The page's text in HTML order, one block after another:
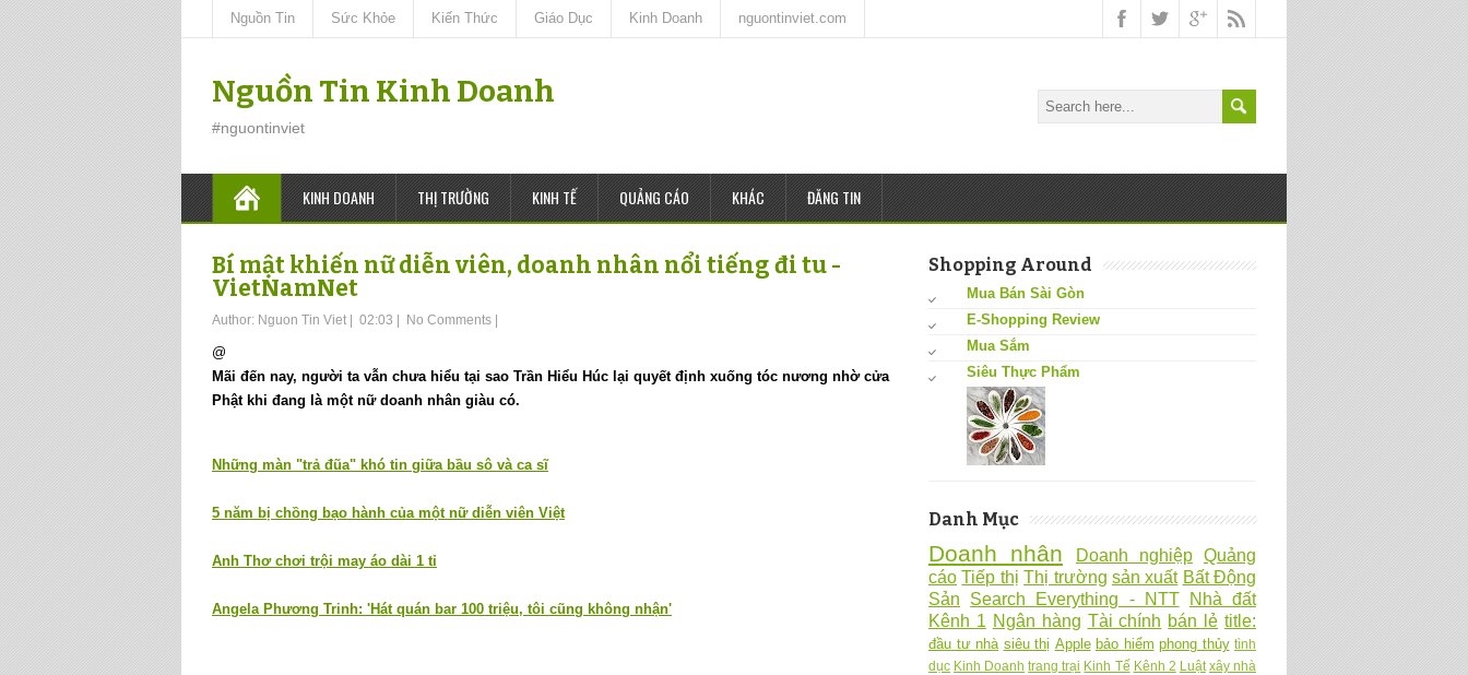
Nguồn Tin Sức Khỏe Kiến Thức Giáo Dục Kinh Doanh nguontinviet.com
Nguồn Tin Kinh Doanh
#nguontinviet
KINH DOANH THỊ TRƯỜNG KINH TẾ QUẢNG CÁO KHÁC ĐĂNG TIN
Bí mật khiến nữ diễn viên, doanh nhân nổi tiếng đi tu -
VietNamNet
Author: Nguon Tin Viet 02:03 No Comments
@
Mãi đến nay, người ta vẫn chưa hiểu tại sao Trần Hiểu Húc lại quyết định xuống tóc nương nhờ cửa
Phật khi đang là một nữ doanh nhân giàu có.
Những màn "trả đũa" khó tin giữa bầu sô và ca sĩ
5 năm bị chồng bạo hành của một nữ diễn viên Việt
Anh Thơ chơi trội may áo dài 1 tỉ
Angela Phương Trinh: 'Hát quán bar 100 triệu, tôi cũng không nhận'
Shopping Around
Mua Bán Sài Gòn
E-Shopping Review
Mua Sắm
Siêu Thực Phẩm
Danh Mục
Doanh nhân Doanh nghiệp Quảng
cáo Tiếp thị Thị trường sản xuất Bất Động
Sản
Search Everything - NTT
Nhà đất
Kênh 1 Ngân hàng Tài chính bán lẻ title:
đầu tư nhà siêu thị Apple bảo hiểm phong thủy tình
dục Kinh Doanh trang trại Kinh Tế Kênh 2 Luật xây nhà